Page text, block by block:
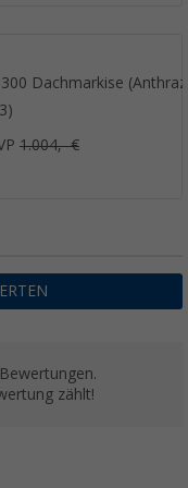
Dachmarkise
1.004,- €
zählt!